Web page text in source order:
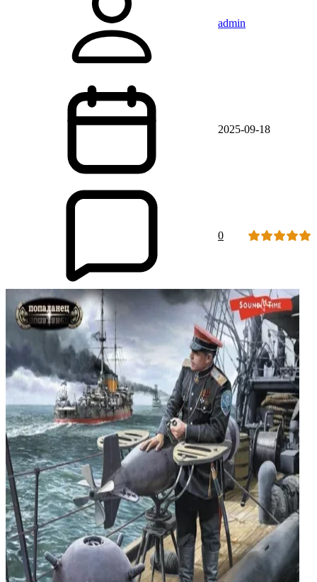
admin
2025-09-18
0